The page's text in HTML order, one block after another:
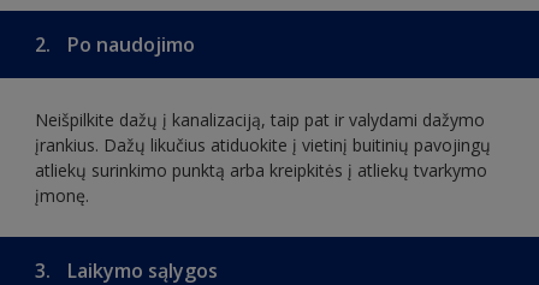
2. Po naudojimo
Neišpilkite dažų į kanalizaciją, taip pat ir valydami dažymo
įrankius. Dažų likučius atiduokite į vietinį buitinių pavojingų
atliekų surinkimo punktą arba kreipkitės į atliekų tvarkymo
įmonę.
3. Laikymo sąlygos